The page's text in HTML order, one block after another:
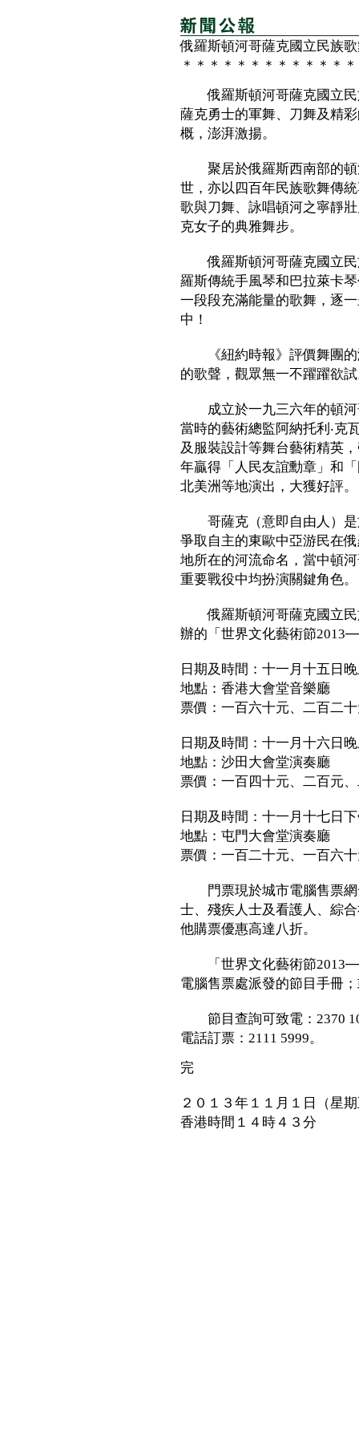
俄羅斯頓河哥薩克國立民族
＊＊＊＊＊＊＊＊＊＊＊＊
俄羅斯頓河哥薩克國立民
薩克勇士的軍舞、刀舞及精
概，澎湃激揚。
聚居於俄羅斯西南部的頓
世，亦以四百年民族歌舞傳
歌與刀舞、詠唱頓河之寧靜
克女子的典雅舞步。
俄羅斯頓河哥薩克國立民
羅斯傳統手風琴和巴拉萊卡
一段段充滿能量的歌舞，逐
中！
《紐約時報》評價舞團的
的歌聲，觀眾無一不躍躍欲
成立於一九三六年的頓河
當時的藝術總監阿納托利‧克
及服裝設計等舞台藝術精英
年贏得「人民友誼勳章」和
北美洲等地演出，大獲好評。
哥薩克（意即自由人）是
爭取自主的東歐中亞游民在
地所在的河流命名，當中頓
重要戰役中均扮演關鍵角色。
俄羅斯頓河哥薩克國立民
辦的「世界文化藝術節
日期及時間：十一月十五日
地點：香港大會堂音樂廳
票價：一百六十元、二百二
日期及時間：十一月十六日
地點：沙田大會堂演奏廳
票價：一百四十元、二百元
日期及時間：十一月十七日
地點：屯門大會堂演奏廳
票價：一百二十元、一百六
門票現於城市電腦售票網
士、殘疾人士及看護人、綜
他購票優惠高達八折。
「世界文化藝術節2013──
電腦售票處派發的節目手冊
節目查詢可致電：2370
電話訂票：2111 5999。
完
２０１３年１１月１日（星
香港時間１４時４３分